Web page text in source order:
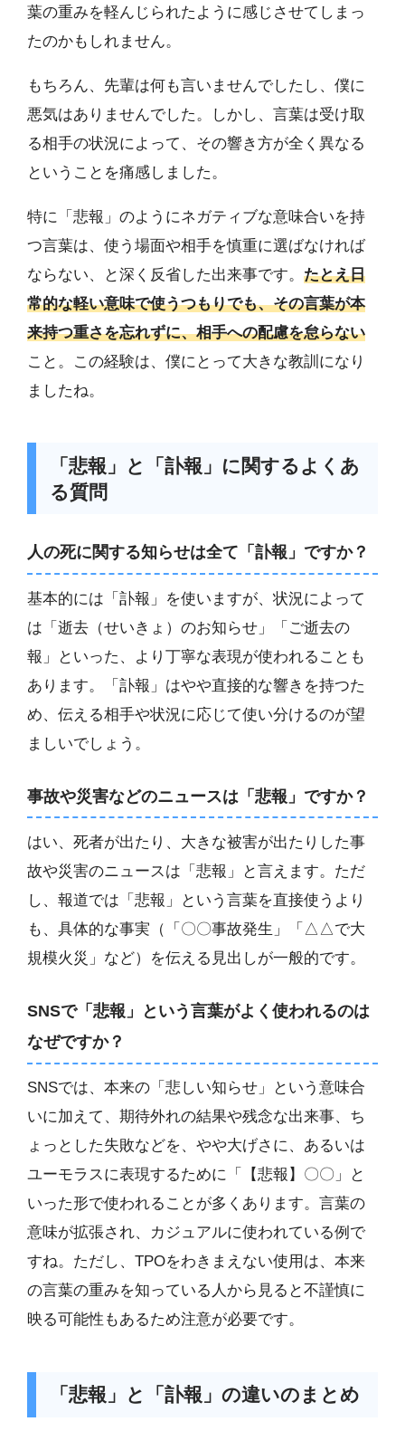
葉の重みを軽んじられたように感じさせてしまっ
たのかもしれません。
もちろん、先輩は何も言いませんでしたし、僕に
悪気はありませんでした。しかし、言葉は受け取
る相手の状況によって、その響き方が全く異なる
ということを痛感しました。
特に「悲報」のようにネガティブな意味合いを持
つ言葉は、使う場面や相手を慎重に選ばなければ
ならない、と深く反省した出来事です。 たとえ日
常的な軽い意味で使うつもりでも、その言葉が本
来持つ重さを忘れずに、相手への配慮を怠らない
こと。この経験は、僕にとって大きな教訓になり
ましたね。
「悲報」と「訃報」に関するよくあ
る質問
人の死に関する知らせは全て「訃報」ですか？
基本的には「訃報」を使いますが、状況によって
は「逝去（せいきょ）のお知らせ」「ご逝去の
報」といった、より丁寧な表現が使われることも
あります。「訃報」はやや直接的な響きを持つた
め、伝える相手や状況に応じて使い分けるのが望
ましいでしょう。
事故や災害などのニュースは「悲報」ですか？
はい、死者が出たり、大きな被害が出たりした事
故や災害のニュースは「悲報」と言えます。ただ
し、報道では「悲報」という言葉を直接使うより
も、具体的な事実（「〇〇事故発生」「△△で大
規模火災」など）を伝える見出しが一般的です。
SNSで「悲報」という言葉がよく使われるのは
なぜですか？
SNSでは、本来の「悲しい知らせ」という意味合
いに加えて、期待外れの結果や残念な出来事、ち
ょっとした失敗などを、やや大げさに、あるいは
ユーモラスに表現するために「【悲報】〇〇」と
いった形で使われることが多くあります。言葉の
意味が拡張され、カジュアルに使われている例で
すね。ただし、TPOをわきまえない使用は、本来
の言葉の重みを知っている人から見ると不謹慎に
映る可能性もあるため注意が必要です。
「悲報」と「訃報」の違いのまとめ